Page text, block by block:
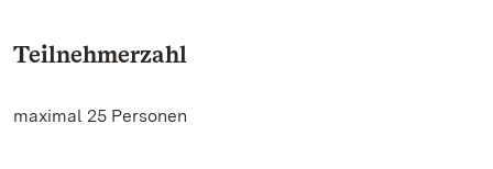
Teilnehmerzahl
maximal 25 Personen